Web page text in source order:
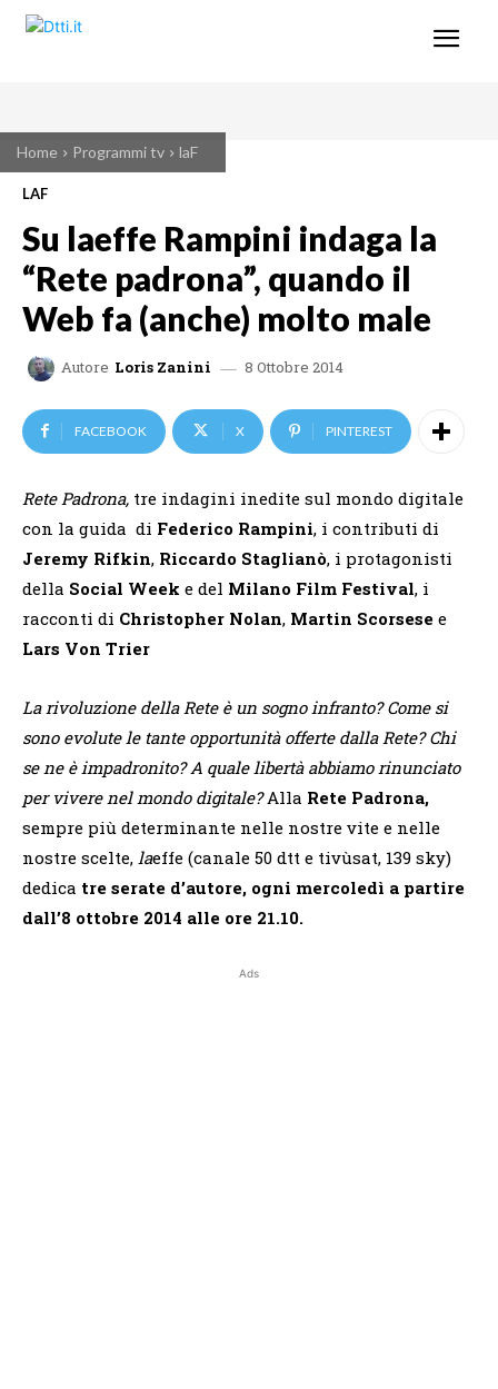
Home Programmi tv laF
LAF
Su laeffe Rampini indaga la
“Rete padrona”, quando il
Web fa (anche) molto male
Autore Loris Zanini 8 Ottobre 2014
FACEBOOK X PINTEREST
Rete Padrona, tre indagini inedite sul mondo digitale
con la guida di Federico Rampini, i contributi di
Jeremy Rifkin, Riccardo Staglianò, i protagonisti
della Social Week e del Milano Film Festival, i
racconti di Christopher Nolan, Martin Scorsese e
Lars Von Trier
La rivoluzione della Rete è un sogno infranto? Come si
sono evolute le tante opportunità offerte dalla Rete? Chi
se ne è impadronito? A quale libertà abbiamo rinunciato
per vivere nel mondo digitale?Alla Rete Padrona,
sempre più determinante nelle nostre vite e nelle
nostre scelte, laeffe (canale 50 dtt e tivùsat, 139 sky)
dedica tre serate d’autore, ogni mercoledì a partire
dall’8 ottobre 2014 alle ore 21.10.
Ads